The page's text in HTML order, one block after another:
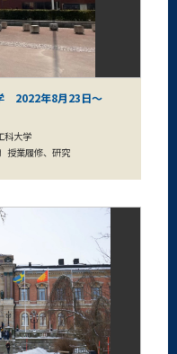
2022年8月23日～
科大学
授業履修、研究